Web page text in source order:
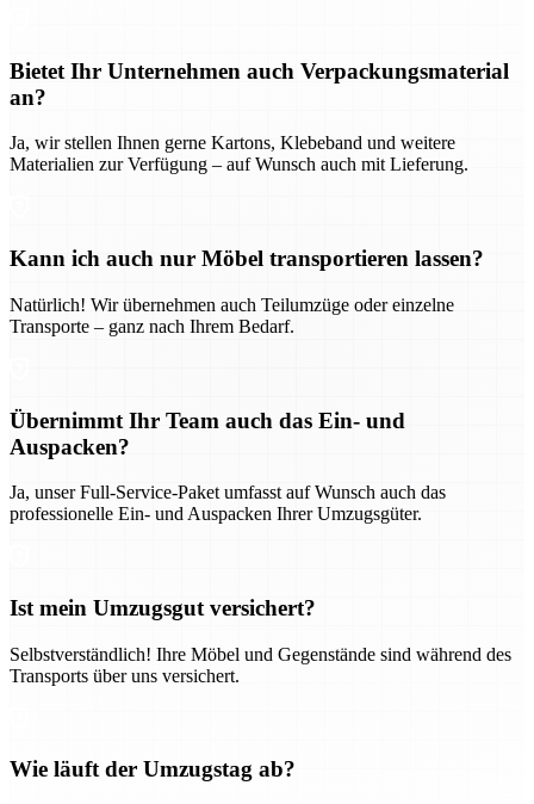
Bietet Ihr Unternehmen auch Verpackungsmaterial
an?
Ja, wir stellen Ihnen gerne Kartons, Klebeband und weitere
Materialien zur Verfügung – auf Wunsch auch mit Lieferung.
Kann ich auch nur Möbel transportieren lassen?
Natürlich! Wir übernehmen auch Teilumzüge oder einzelne
Transporte – ganz nach Ihrem Bedarf.
Übernimmt Ihr Team auch das Ein- und
Auspacken?
Ja, unser Full-Service-Paket umfasst auf Wunsch auch das
professionelle Ein- und Auspacken Ihrer Umzugsgüter.
Ist mein Umzugsgut versichert?
Selbstverständlich! Ihre Möbel und Gegenstände sind während des
Transports über uns versichert.
Wie läuft der Umzugstag ab?